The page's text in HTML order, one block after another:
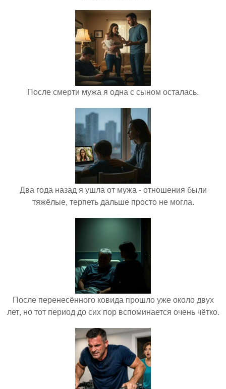
После смерти мужа я одна с сыном осталась.
Два года назад я ушла от мужа - отношения были
тяжёлые, терпеть дальше просто не могла.
После перенесённого ковида прошло уже около двух
лет, но тот период до сих пор вспоминается очень чётко.